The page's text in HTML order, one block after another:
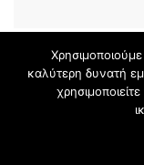
Ιστορικό
καλύτερη δυνατή